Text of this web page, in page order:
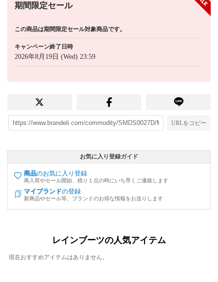
期間限定セール
この商品は期間限定セール対象商品です。
キャンペーン終了日時
2026年8月19日 (Wed) 23:59
URLをコピー
お気に入り登録ガイド
商品のお気に入り登録
再入荷やセール開始、残り１点の時にいち早くご連絡します
マイブランドの登録
新商品やセール等、ブランドのお得な情報をお送りします
レインブーツの人気アイテム
現在おすすめアイテムはありません。